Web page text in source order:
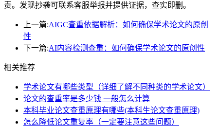
责。发现抄袭可联系客服举报并提供证据，查实即删。
上一篇:AIGC查重依据解析：如何确保学术论文的原创
性
下一篇:AI内容检测查重：如何确保学术论文的原创性
相关推荐
学术论文有哪些类型（详细了解不同种类的学术论文）
论文的查重率是多少钱 一般怎么计算
本科毕业论文查重原理有哪些(本科生论文查重原理)
怎么降低论文重复率（一定要注意这些问题）